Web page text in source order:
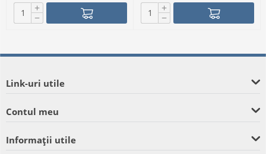
+
−
+
−
Link-uri utile
Contul meu
Informații utile